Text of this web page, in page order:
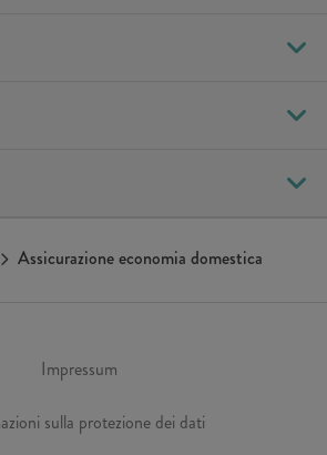
Impressum
sulla protezione dei dati
Assicurazione economia domestica